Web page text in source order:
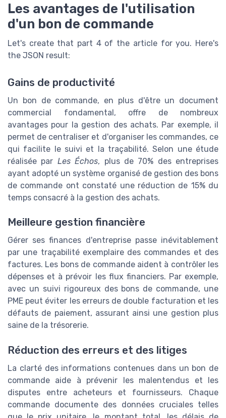
Les avantages de l'utilisation
d'un bon de commande
Let's create that part 4 of the article for you. Here's
the JSON result:
Gains de productivité
Un bon de commande, en plus d'être un document
commercial fondamental, offre de nombreux
avantages pour la gestion des achats. Par exemple, il
permet de centraliser et d'organiser les commandes, ce
qui facilite le suivi et la traçabilité. Selon une étude
réalisée par Les Échos, plus de 70% des entreprises
ayant adopté un système organisé de gestion des bons
de commande ont constaté une réduction de 15% du
temps consacré à la gestion des achats.
Meilleure gestion financière
Gérer ses finances d'entreprise passe inévitablement
par une traçabilité exemplaire des commandes et des
factures. Les bons de commande aident à contrôler les
dépenses et à prévoir les flux financiers. Par exemple,
avec un suivi rigoureux des bons de commande, une
PME peut éviter les erreurs de double facturation et les
défauts de paiement, assurant ainsi une gestion plus
saine de la trésorerie.
Réduction des erreurs et des litiges
La clarté des informations contenues dans un bon de
commande aide à prévenir les malentendus et les
disputes entre acheteurs et fournisseurs. Chaque
commande documente des données cruciales telles